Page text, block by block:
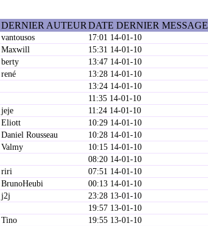
DERNIER AUTEUR DATE DERNIER MESSAGE
vantousos 17:01 14-01-10
Maxwill 15:31 14-01-10
berty 13:47 14-01-10
rené 13:28 14-01-10
13:24 14-01-10
11:35 14-01-10
jeje 11:24 14-01-10
Eliott 10:29 14-01-10
Daniel Rousseau 10:28 14-01-10
Valmy 10:15 14-01-10
08:20 14-01-10
riri 07:51 14-01-10
BrunoHeubi 00:13 14-01-10
j2j 23:28 13-01-10
19:57 13-01-10
Tino 19:55 13-01-10